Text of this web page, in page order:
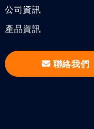
公司資訊
產品資訊
聯絡我們